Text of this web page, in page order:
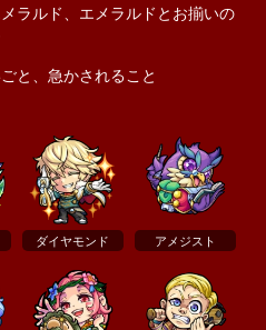
ラルド、エメラルドとお揃いの
と、急かされること
ダイヤモンド アメジスト